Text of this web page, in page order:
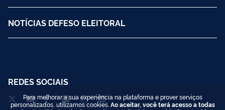
NOTÍCIAS DEFESO ELEITORAL
REDES SOCIAIS
Para melhorar a sua experiência na plataforma e prover serviços
personalizados, utilizamos cookies. Ao aceitar, você terá acesso a todas